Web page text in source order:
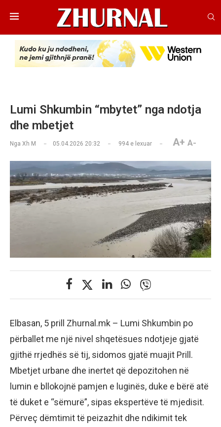
Lumi Shkumbin “mbytet” nga ndotja
dhe mbetjet
Nga Xh M 05.04.2026 20:32 994 e lexuar A+ A-
Elbasan, 5 prill Zhurnal.mk – Lumi Shkumbin po
përballet me një nivel shqetësues ndotjeje gjatë
gjithë rrjedhës së tij, sidomos gjatë muajit Prill.
Mbetjet urbane dhe inertet që depozitohen në
lumin e bllokojnë pamjen e luginës, duke e bërë atë
të duket e “sëmurë”, sipas ekspertëve të mjedisit.
Përveç dëmtimit të peizazhit dhe ndikimit tek